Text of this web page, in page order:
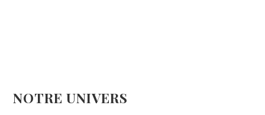
NOTRE UNIVERS